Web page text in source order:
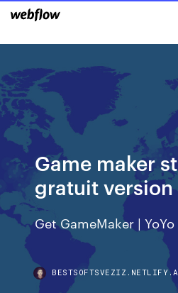
Game maker
gratuit version
Get GameMaker |